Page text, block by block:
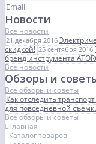
Новости
Все новости
21 декабря 2016
скидкой! 25 сентября 2016
бренд инструмента
Все новости
Обзоры и
Все обзоры и советы
Как отследить
для повседневной
Все обзоры и советы
Главная
Каталог товаров